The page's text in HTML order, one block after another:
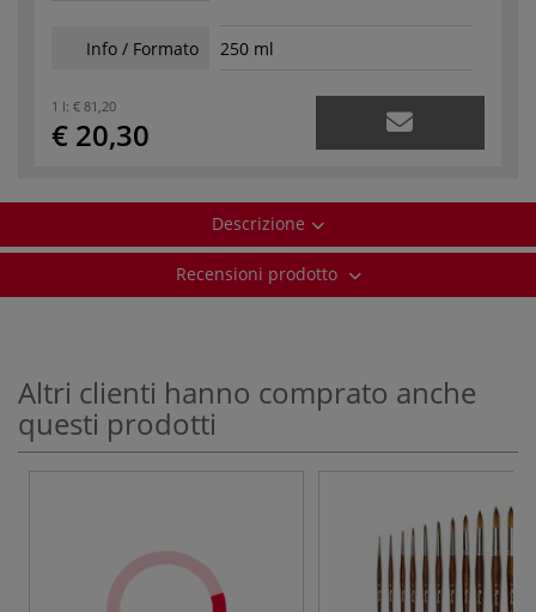
Info / Formato 250 ml
1 l: € 81,20
€ 20,30
Descrizione
Recensioni prodotto
Altri clienti hanno comprato anche
questi prodotti